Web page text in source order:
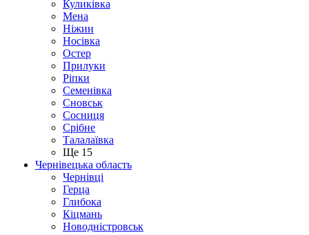
Куликівка
Мена
Ніжин
Носівка
Остер
Прилуки
Ріпки
Семенівка
Сновськ
Сосниця
Срібне
Талалаївка
Ще 15
Чернівецька область
Чернівці
Герца
Глибока
Кіцмань
Новодністровськ